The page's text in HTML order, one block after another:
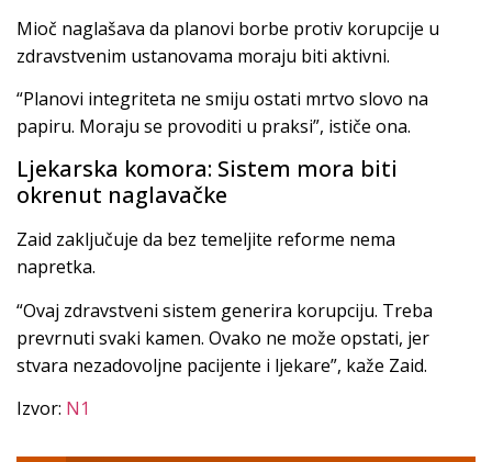
Mioč naglašava da planovi borbe protiv korupcije u
zdravstvenim ustanovama moraju biti aktivni.
“Planovi integriteta ne smiju ostati mrtvo slovo na
papiru. Moraju se provoditi u praksi”, ističe ona.
Ljekarska komora: Sistem mora biti
okrenut naglavačke
Zaid zaključuje da bez temeljite reforme nema
napretka.
“Ovaj zdravstveni sistem generira korupciju. Treba
prevrnuti svaki kamen. Ovako ne može opstati, jer
stvara nezadovoljne pacijente i ljekare”, kaže Zaid.
Izvor: N1